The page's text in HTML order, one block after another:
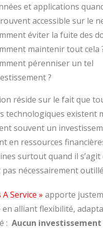
et applications
accessible sur le
éviter la fuite des
maintenir tout cela
pérenniser un tel
?
réside sur le fait que
technologiques existent
souvent un
en ressources
surtout quand il s’agit
pas nécessairement
A Service » apporte
en alliant flexibilité,
: Aucun investissement